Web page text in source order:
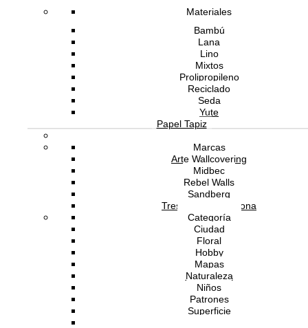
Materiales
Bambú
Lana
Lino
Mixtos
Prolipropileno
Reciclado
Seda
Yute
Papel Tapiz
Marcas
Arte Wallcovering
Midbec
Rebel Walls
Sandberg
Tres Tintas Barcelona
Categoría
Ciudad
Floral
Hobby
Mapas
Naturaleza
Niños
Patrones
Superficie
SOBRE ADDREDE